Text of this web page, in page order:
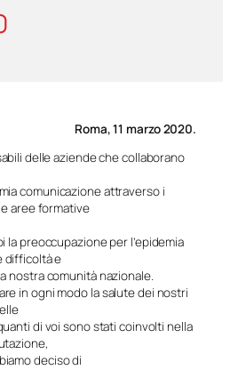
Roma, 11 marzo 2020.
delle aziende che collaborano
comunicazione attraverso i
aree formative
preoccupazione per l’epidemia
difficoltà e
nostra comunità nazionale.
in ogni modo la salute dei nostri
di voi sono stati coinvolti nella
deciso di